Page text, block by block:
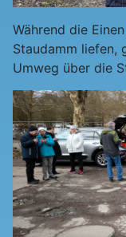
Während die
Staudamm liefen,
Umweg über die